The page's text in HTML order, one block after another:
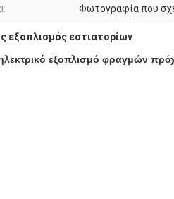
Φωτογραφία που
εξοπλισμός εστιατορίων
εξοπλισμό φραγμών